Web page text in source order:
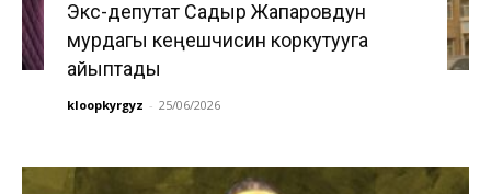
Экс-депутат Садыр Жапаровдун
мурдагы кеңешчисин коркутууга
айыптады
kloopkyrgyz - 25/06/2026